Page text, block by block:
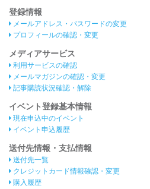
登録情報
メールアドレス・パスワードの変更
プロフィールの確認・変更
メディアサービス
利用サービスの確認
メールマガジンの確認・変更
記事購読状況確認・解除
イベント登録基本情報
現在申込中のイベント
イベント申込履歴
送付先情報・支払情報
送付先一覧
クレジットカード情報確認・変更
購入履歴